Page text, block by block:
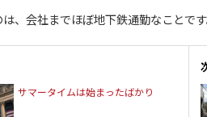
、会社までほぼ地下鉄通勤なことで
サマータイムは始まったばかり